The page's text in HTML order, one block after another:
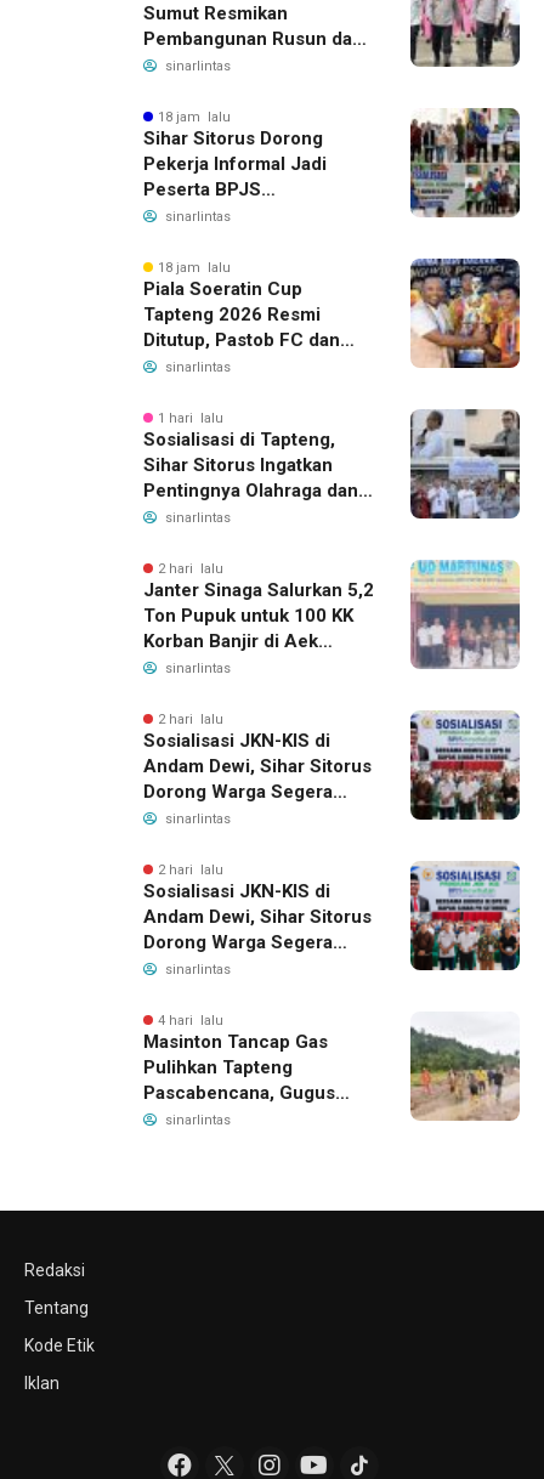
Sumut Resmikan
Pembangunan Rusun dan
Benahi Empat Polsek
sinarlintas
18 jam lalu
Sihar Sitorus Dorong
Pekerja Informal Jadi
Peserta BPJS
Ketenagakerjaan, Manfaat
Juta
sinarlintas
18 jam lalu
Piala Soeratin Cup
Tapteng 2026 Resmi
Ditutup, Pastob FC dan
Sahata FC Barus Raih
sinarlintas
1 hari lalu
Sosialisasi di Tapteng,
Sihar Sitorus Ingatkan
Pentingnya Olahraga dan
Deteksi Dini Penyakit
sinarlintas
2 hari lalu
Janter Sinaga Salurkan 5,2
Ton Pupuk untuk 100 KK
Korban Banjir di Aek
Horsik
sinarlintas
2 hari lalu
Sosialisasi JKN-KIS di
Andam Dewi, Sihar Sitorus
Dorong Warga Segera
Daftar BPJS Kesehatan
sinarlintas
2 hari lalu
Sosialisasi JKN-KIS di
Andam Dewi, Sihar Sitorus
Dorong Warga Segera
Daftar BPJS Kesehatan
sinarlintas
4 hari lalu
Masinton Tancap Gas
Pulihkan Tapteng
Pascabencana, Gugus
Tugas SAHATA SAOLOAN
sinarlintas
Redaksi
Tentang
Kode Etik
Iklan